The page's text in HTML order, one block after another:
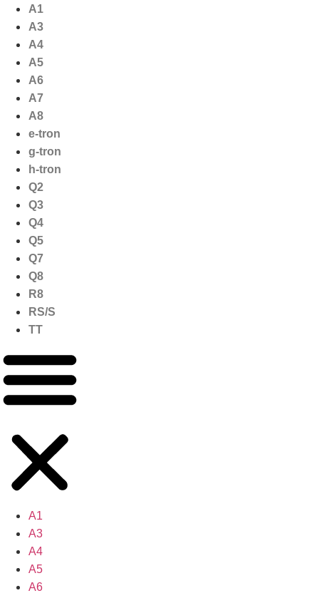
naar
inhoud
A1
A3
A4
A5
A6
A7
A8
e-tron
g-tron
h-tron
Q2
Q3
Q4
Q5
Q7
Q8
R8
RS/S
TT
A1
A3
A4
A5
A6